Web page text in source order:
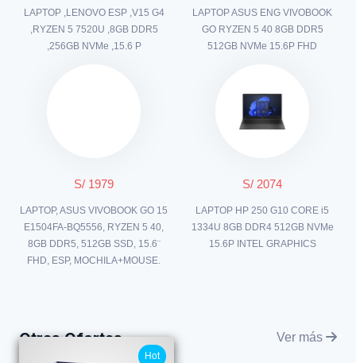
LAPTOP ,LENOVO ESP ,V15 G4
,RYZEN 5 7520U ,8GB DDR5
,256GB NVMe ,15.6 P
LAPTOP ASUS ENG VIVOBOOK
GO RYZEN 5 40 8GB DDR5
512GB NVMe 15.6P FHD
S/ 1979
LAPTOP, ASUS VIVOBOOK GO 15
E1504FA-BQ5556, RYZEN 5 40,
8GB DDR5, 512GB SSD, 15.6¨
FHD, ESP, MOCHILA+MOUSE.
S/ 2074
LAPTOP HP 250 G10 CORE i5
1334U 8GB DDR4 512GB NVMe
15.6P INTEL GRAPHICS
Otras Ofertas Ver más
Hot